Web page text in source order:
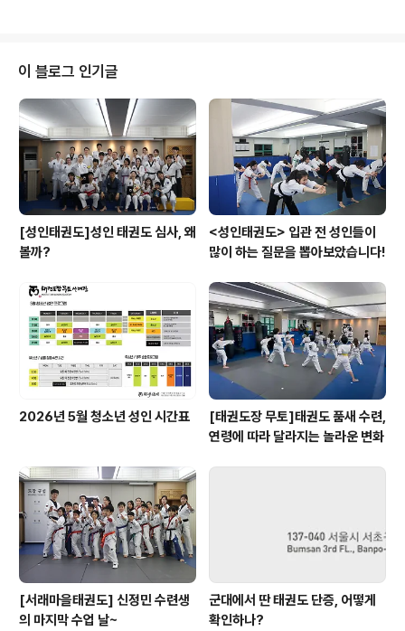
이 블로그 인기글
[성인태권도]성인 태권도 심사, 왜
볼까?
<성인태권도> 입관 전 성인들이
많이 하는 질문을 뽑아보았습니다!
2026년 5월 청소년 성인 시간표
[태권도장 무토]태권도 품새 수련,
연령에 따라 달라지는 놀라운 변화
[서래마을태권도] 신정민 수련생
의 마지막 수업 날~
군대에서 딴 태권도 단증, 어떻게
확인하나?